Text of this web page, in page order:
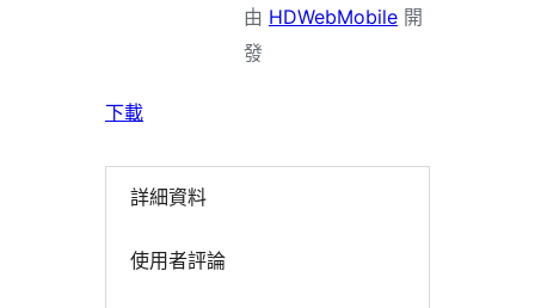
由 HDWebMobile 開
發
下載
詳細資料
使用者評論